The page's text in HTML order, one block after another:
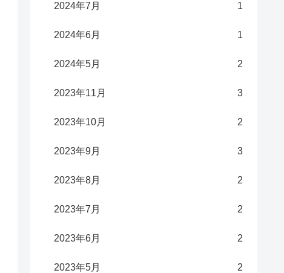
2024年7月 1
2024年6月 1
2024年5月 2
2023年11月 3
2023年10月 2
2023年9月 3
2023年8月 2
2023年7月 2
2023年6月 2
2023年5月 2